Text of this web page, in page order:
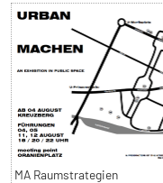
MA Raumstrategien